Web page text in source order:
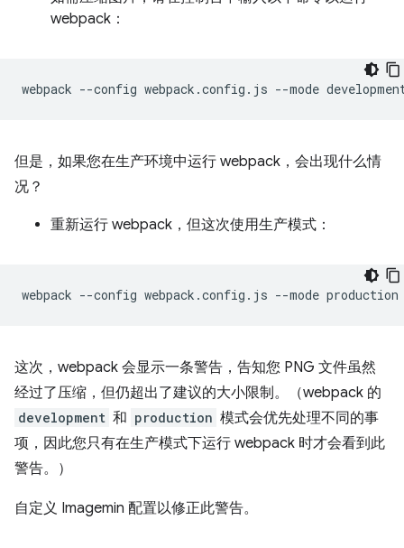
webpack：
webpack --config webpack.config.js --mode
但是，如果您在生产环境中运行 webpack，会出现什么情
况？
重新运行 webpack，但这次使用生产模式：
webpack --config webpack.config.js --mode
这次，webpack 会显示一条警告，告知您 PNG 文件虽然
经过了压缩，但仍超出了建议的大小限制。（webpack 的
development 和 production 模式会优先处理不同的事
项，因此您只有在生产模式下运行 webpack 时才会看到此
警告。）
自定义 Imagemin 配置以修正此警告。